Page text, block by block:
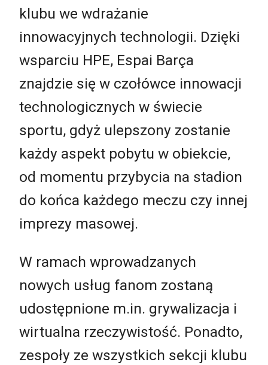
klubu we wdrażanie
innowacyjnych technologii. Dzięki
wsparciu HPE, Espai Barça
znajdzie się w czołówce innowacji
technologicznych w świecie
sportu, gdyż ulepszony zostanie
każdy aspekt pobytu w obiekcie,
od momentu przybycia na stadion
do końca każdego meczu czy innej
imprezy masowej.
W ramach wprowadzanych
nowych usług fanom zostaną
udostępnione m.in. grywalizacja i
wirtualna rzeczywistość. Ponadto,
zespoły ze wszystkich sekcji klubu